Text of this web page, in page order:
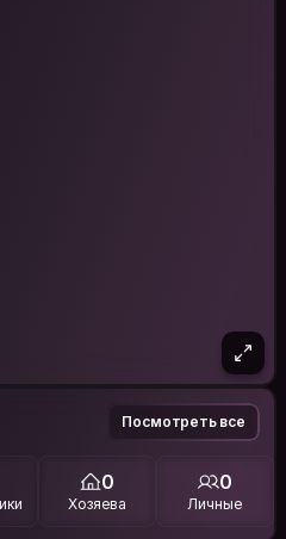
Посмотреть все
0
Хозяева
0
Личные